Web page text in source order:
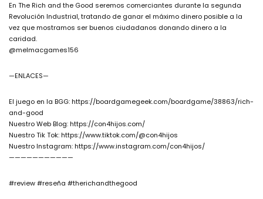
En The Rich and the Good seremos comerciantes durante la segunda
Revolución Industrial, tratando de ganar el máximo dinero posible a la
vez que mostramos ser buenos ciudadanos donando dinero a la
caridad.
@melmacgames156
—ENLACES—
El juego en la BGG: https://boardgamegeek.com/boardgame/38863/rich-
and-good
Nuestro Web Blog: https://con4hijos.com/
Nuestro Tik Tok: https://www.tiktok.com/@con4hijos
Nuestro Instagram: https://www.instagram.com/con4hijos/
———————————
#review #reseña #therichandthegood